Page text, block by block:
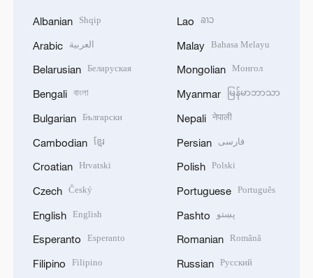
Albanian Shqip
Arabic العربية
Belarusian Беларуская
Bengali বাংলা
Bulgarian Български
Cambodian ខ្មែរ
Croatian Hrvatski
Czech Český
English English
Esperanto Esperanto
Filipino Filipino
Lao ລາວ
Malay Bahasa Melayu
Mongolian Монгол
Myanmar မြန်မာဘာသာ
Nepali नेपाली
Persian فارسی
Polish Polski
Portuguese Português
Pashto پښتو
Romanian Română
Russian Русский